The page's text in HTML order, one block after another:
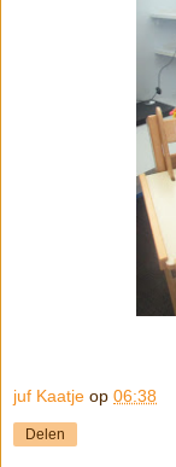
juf Kaatje op 06:38
Delen